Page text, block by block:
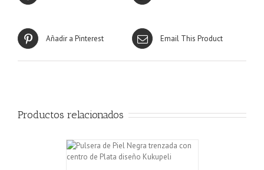
Añadir a Pinterest Email This Product
Productos relacionados